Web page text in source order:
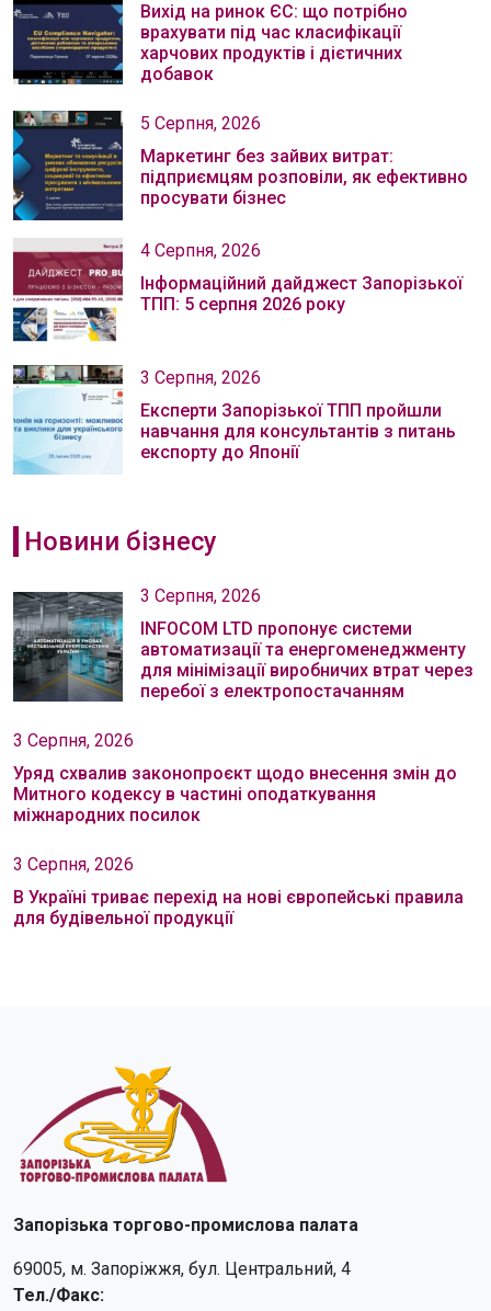
Вихід на ринок ЄС: що потрібно
врахувати під час класифікації
харчових продуктів і дієтичних
добавок
5 Серпня, 2026
Маркетинг без зайвих витрат:
підприємцям розповіли, як ефективно
просувати бізнес
4 Серпня, 2026
Інформаційний дайджест Запорізької
ТПП: 5 серпня 2026 року
3 Серпня, 2026
Експерти Запорізької ТПП пройшли
навчання для консультантів з питань
експорту до Японії
Новини бізнесу
3 Серпня, 2026
INFOCOM LTD пропонує системи
автоматизації та енергоменеджменту
для мінімізації виробничих втрат через
перебої з електропостачанням
3 Серпня, 2026
Уряд схвалив законопроєкт щодо внесення змін до
Митного кодексу в частині оподаткування
міжнародних посилок
3 Серпня, 2026
В Україні триває перехід на нові європейські правила
для будівельної продукції
Запорізька торгово-промислова палата
69005, м. Запоріжжя, бул. Центральний, 4
Тел./Факс: